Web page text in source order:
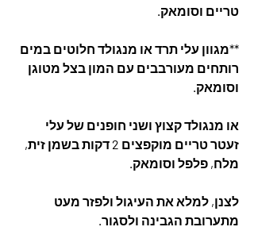
טריים וסומאק.
**מגוון עלי תרד או מנגולד חלוטים במים
רותחים מעורבבים עם המון בצל מטוגן
וסומאק.
או מנגולד קצוץ ושני חופנים של עלי
זעטר טריים מוקפצים 2 דקות בשמן זית,
מלח, פלפל וסומאק.
לצנן, למלא את העיגול ולפזר מעט
מתערובת הגבינה ולסגור.